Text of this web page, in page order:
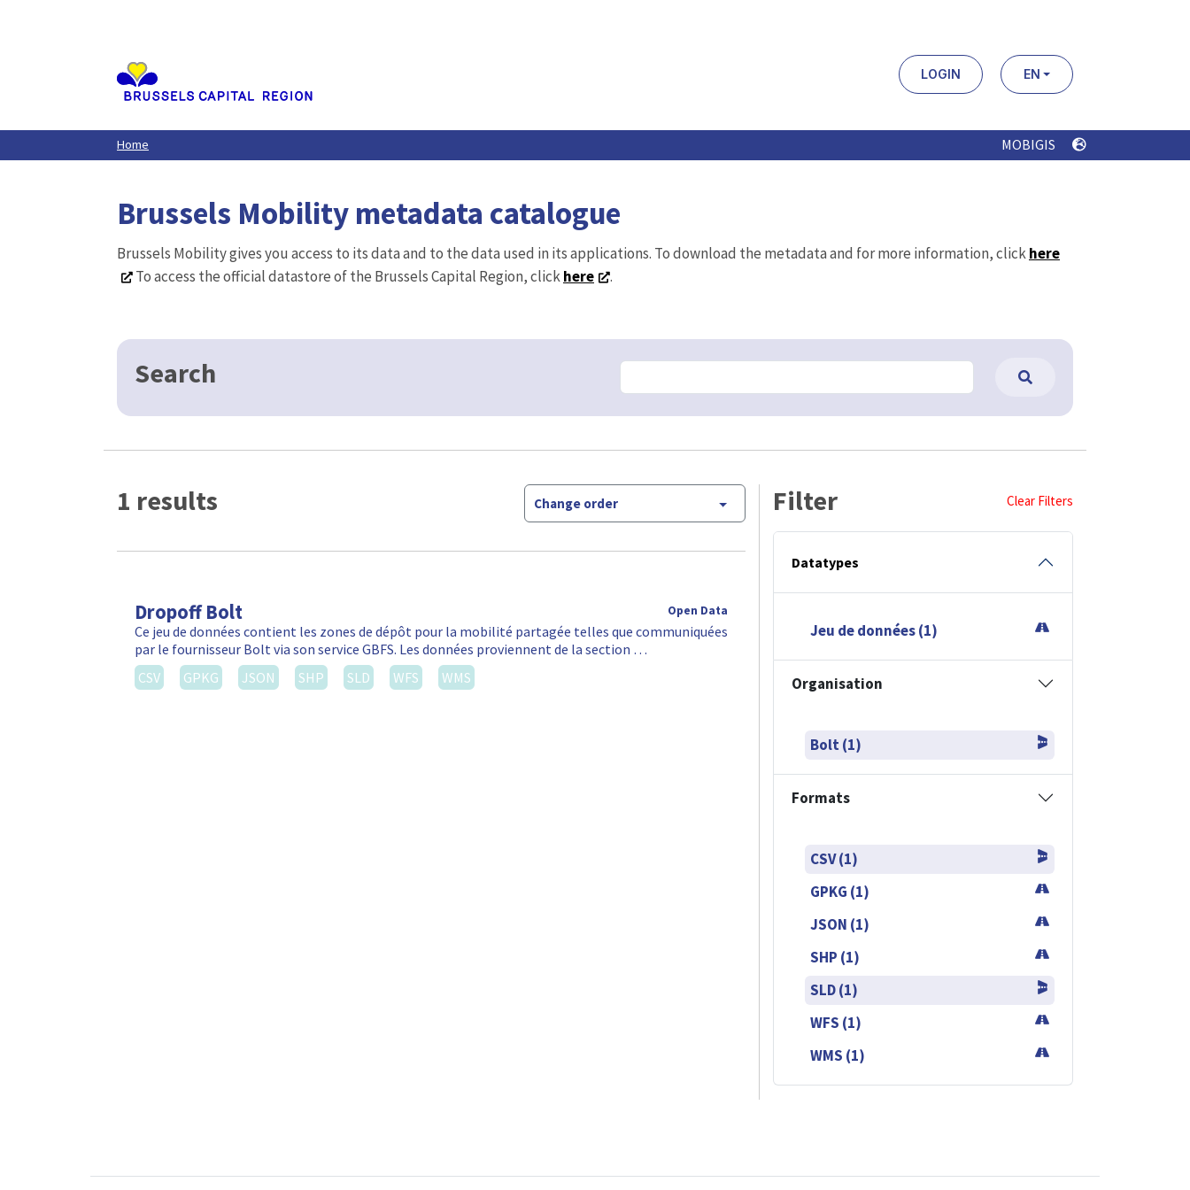
LOGIN EN
Home MOBIGIS
Brussels Mobility metadata catalogue
Brussels Mobility gives you access to its data and to the data used in its applications. To download the metadata and for more information, clickhere
To access the official datastore of the Brussels Capital Region, clickhere .
Search
1 results Change order
Dropoff Bolt Open Data
Ce jeu de données contient les zones de dépôt pour la mobilité partagée telles que communiquées
par le fournisseur Bolt via son service GBFS. Les données proviennent de la section …
CSV
GPKG JSON SHP SLD WFS WMS
Filter Clear Filters
Datatypes
Jeu de données (1)
Organisation
Bolt (1)
Formats
CSV (1)
GPKG (1)
JSON (1)
SHP (1)
SLD (1)
WFS (1)
WMS (1)